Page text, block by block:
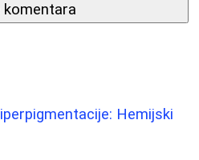
komentara
Hemijski